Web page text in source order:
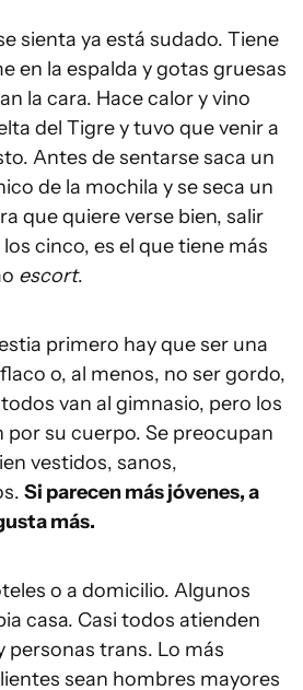
sienta ya está sudado. Tiene
en la espalda y gotas gruesas
la cara. Hace calor y vino
del Tigre y tuvo que venir a
Antes de sentarse saca un
de la mochila y se seca un
que quiere verse bien, salir
cinco, es el que tiene más
escort.
primero hay que ser una
o, al menos, no ser gordo,
van al gimnasio, pero los
su cuerpo. Se preocupan
vestidos, sanos,
Si parecen más jóvenes, a
más.
o a domicilio. Algunos
casa. Casi todos atienden
personas trans. Lo más
sean hombres mayores